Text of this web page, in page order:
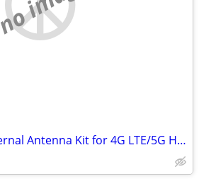
MIMO 2x2 Panel External Antenna Kit for 4G LTE/5G Hotspots & Routers